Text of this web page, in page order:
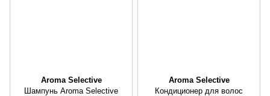
Aroma Selective
Шампунь Aroma Selective
Aroma Selective
Кондиционер для волос